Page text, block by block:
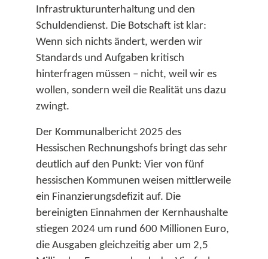
Infrastrukturunterhaltung und den
Schuldendienst. Die Botschaft ist klar:
Wenn sich nichts ändert, werden wir
Standards und Aufgaben kritisch
hinterfragen müssen – nicht, weil wir es
wollen, sondern weil die Realität uns dazu
zwingt.​
Der Kommunalbericht 2025 des
Hessischen Rechnungshofs bringt das sehr
deutlich auf den Punkt: Vier von fünf
hessischen Kommunen weisen mittlerweile
ein Finanzierungsdefizit auf. Die
bereinigten Einnahmen der Kernhaushalte
stiegen 2024 um rund 600 Millionen Euro,
die Ausgaben gleichzeitig aber um 2,5